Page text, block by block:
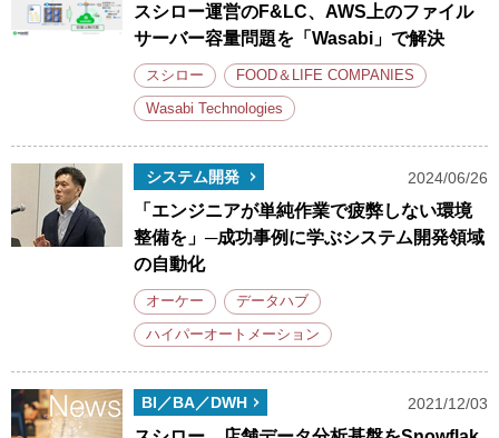
スシロー運営のF&LC、AWS上のファイル
サーバー容量問題を「Wasabi」で解決
スシロー FOOD＆LIFE COMPANIES
Wasabi Technologies
システム開発 2024/06/26
「エンジニアが単純作業で疲弊しない環境
整備を」─成功事例に学ぶシステム開発領域
の自動化
オーケー データハブ
ハイパーオートメーション
BI／BA／DWH 2021/12/03